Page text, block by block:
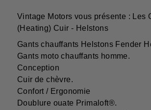
Vintage Motors vous présente : Les
(Heating) Cuir - Helstons
Gants chauffants Helstons Fender
Gants moto chauffants homme.
Conception
Cuir de chèvre.
Confort / Ergonomie
Doublure ouate Primaloft®.